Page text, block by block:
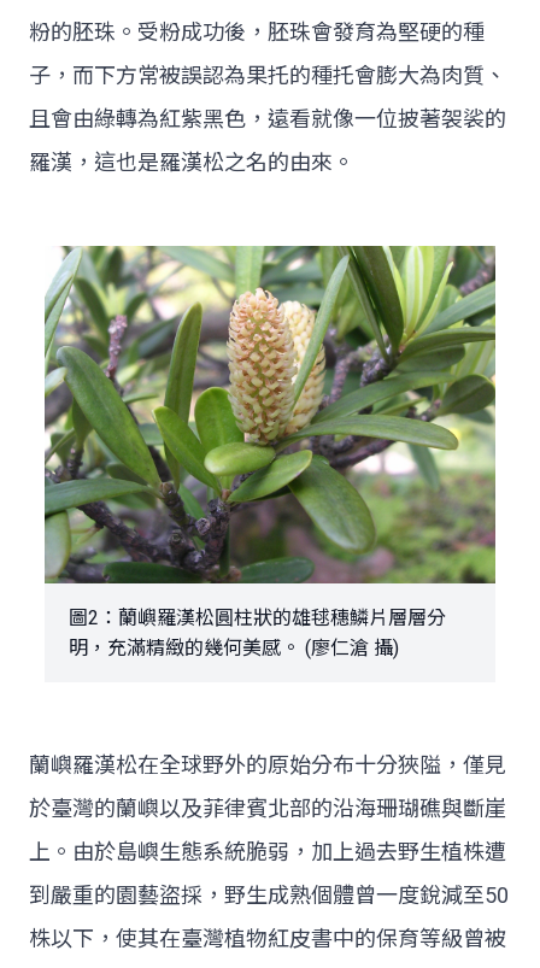
粉的胚珠。受粉成功後，胚珠會發育為堅硬的種
子，而下方常被誤認為果托的種托會膨大為肉質、
且會由綠轉為紅紫黑色，遠看就像一位披著袈裟的
羅漢，這也是羅漢松之名的由來。
圖2：蘭嶼羅漢松圓柱狀的雄毬穗鱗片層層分
明，充滿精緻的幾何美感。 (廖仁滄 攝)
蘭嶼羅漢松在全球野外的原始分布十分狹隘，僅見
於臺灣的蘭嶼以及菲律賓北部的沿海珊瑚礁與斷崖
上。由於島嶼生態系統脆弱，加上過去野生植株遭
到嚴重的園藝盜採，野生成熟個體曾一度銳減至50
株以下，使其在臺灣植物紅皮書中的保育等級曾被